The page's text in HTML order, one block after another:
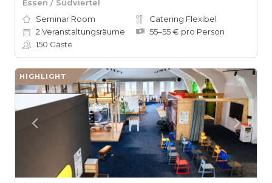
Essen / Südviertel
Seminar Room
Catering Flexibel
2 Veranstaltungsräume
55–55 € pro Person
150 Gäste
HIGHLIGHT